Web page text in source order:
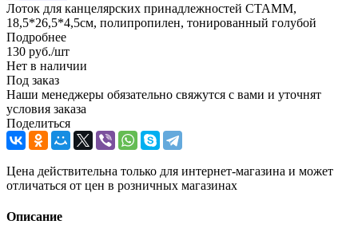
Лоток для канцелярских принадлежностей СТАММ,
18,5*26,5*4,5см, полипропилен, тонированный голубой
Подробнее
130 руб./шт
Нет в наличии
Под заказ
Наши менеджеры обязательно свяжутся с вами и уточнят
условия заказа
Поделиться
Цена действительна только для интернет-магазина и может
отличаться от цен в розничных магазинах
Описание